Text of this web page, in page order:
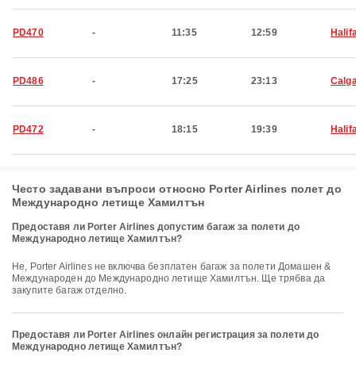
PD470 - 11:35 12:59
PD486 - 17:25 23:13
PD472 - 18:15 19:39
Често задавани въпроси относно Porter Airlines полет до
Международно летище Хамилтън
Предоставя ли Porter Airlines допустим багаж за полети до
Международно летище Хамилтън?
Не, Porter Airlines не включва безплатен багаж за полети Домашен &
Международен до Международно летище Хамилтън. Ще трябва да
закупите багаж отделно.
Предоставя ли Porter Airlines онлайн регистрация за полети до
Международно летище Хамилтън?